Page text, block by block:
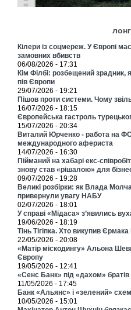
Кілери із соцмереж. У Європі
замовних вбивств
06/08/2026 - 17:31
Кім Філбі: розбещений зрадник,
пів Європи
29/07/2026 - 19:21
Пішов проти системи. Чому
16/07/2026 - 18:15
Європейська гастроль
15/07/2026 - 20:34
Виталий Юрченко - работа на
международного афериста
14/07/2026 - 16:30
Пійманий на хабарі екс-
знову став «рішалою» для
09/07/2026 - 19:28
Великі розбірки: як Влада
привернули увагу НАБУ
02/07/2026 - 18:01
У справі «Мідаса» з’явились
19/06/2026 - 18:19
Тінь Тігіпка. Хто викупив Єрмака
22/05/2026 - 20:08
«Матір міскодингу» Альона
Європу
19/05/2026 - 12:41
«Сенс Банк» під «дахом»
11/05/2026 - 17:45
Банк «Альянс» і «зелений»
10/05/2026 - 15:01